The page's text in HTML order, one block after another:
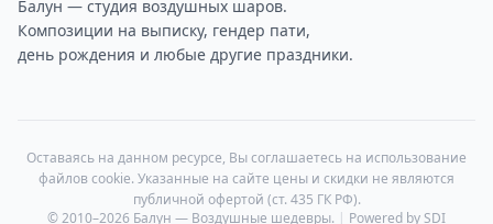
Балун — студия воздушных шаров.
Композиции на выписку, гендер пати,
день рождения и любые другие праздники.
Оставаясь на данном ресурсе, Вы соглашаетесь на использование
файлов cookie. Указанные на сайте цены и скидки не являются
публичной офертой (ст. 435 ГК РФ).
© 2010–2026 Балун — Воздушные шедевры. | Powered by SDI